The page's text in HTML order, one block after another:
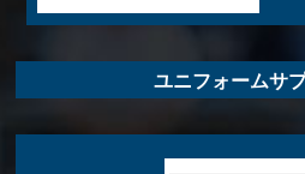
ユニフォームサ